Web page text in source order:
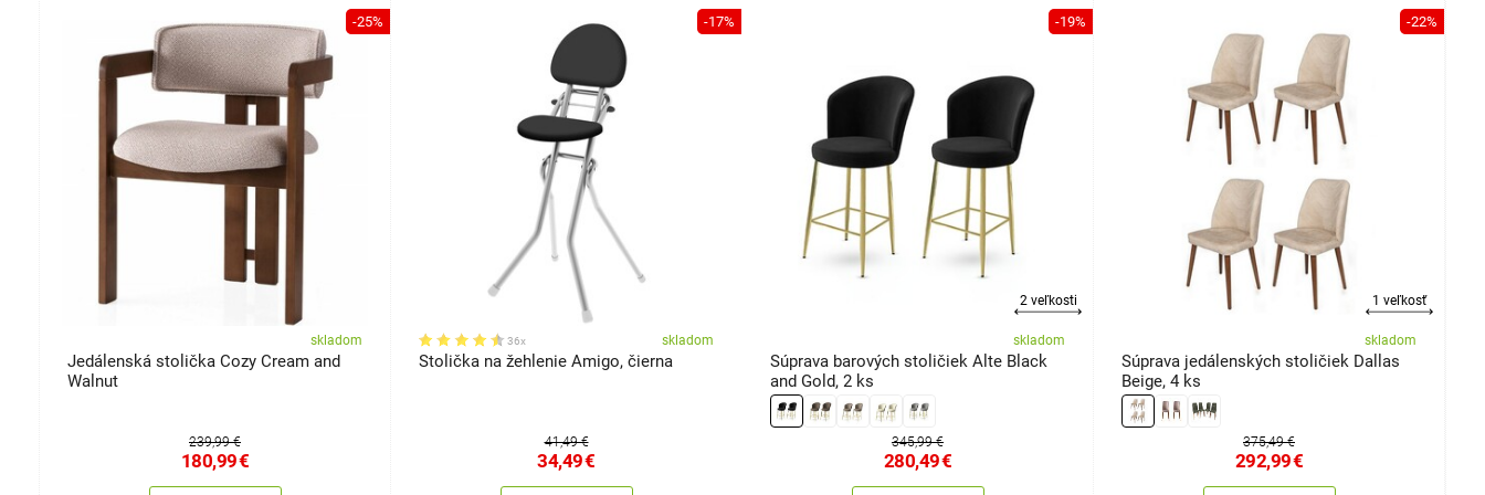
-25%
skladom
Jedálenská stolička Cozy Cream and
Walnut
239,99 €
180,99€
-17%
36x skladom
Stolička na žehlenie Amigo, čierna
41,49 €
34,49€
-19%
2 veľkosti
skladom
Súprava barových stoličiek Alte Black
and Gold, 2 ks
345,99 €
280,49€
-22%
1 veľkosť
skladom
Súprava jedálenských stoličiek Dallas
Beige, 4 ks
375,49 €
292,99€